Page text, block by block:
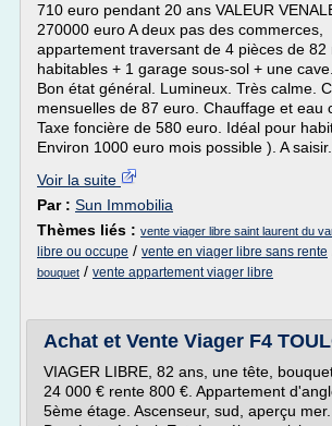
710 euro pendant 20 ans VALEUR
270000 euro A deux pas des commerces,
appartement traversant de 4 pièces de 82
habitables + 1 garage sous-sol + une cave.
Bon état général. Lumineux. Très calme.
mensuelles de 87 euro. Chauffage et eau
Taxe foncière de 580 euro. Idéal pour
Environ 1000 euro mois possible ). A saisir...
Voir la suite
Par : Sun Immobilia
Thèmes liés : vente viager libre saint laurent du
libre ou occupe / vente en viager libre sans rente
bouquet / vente appartement viager libre
Achat et Vente Viager F4
VIAGER LIBRE, 82 ans, une tête,
24 000 € rente 800 €. Appartement
5ème étage. Ascenseur, sud, aperçu mer.